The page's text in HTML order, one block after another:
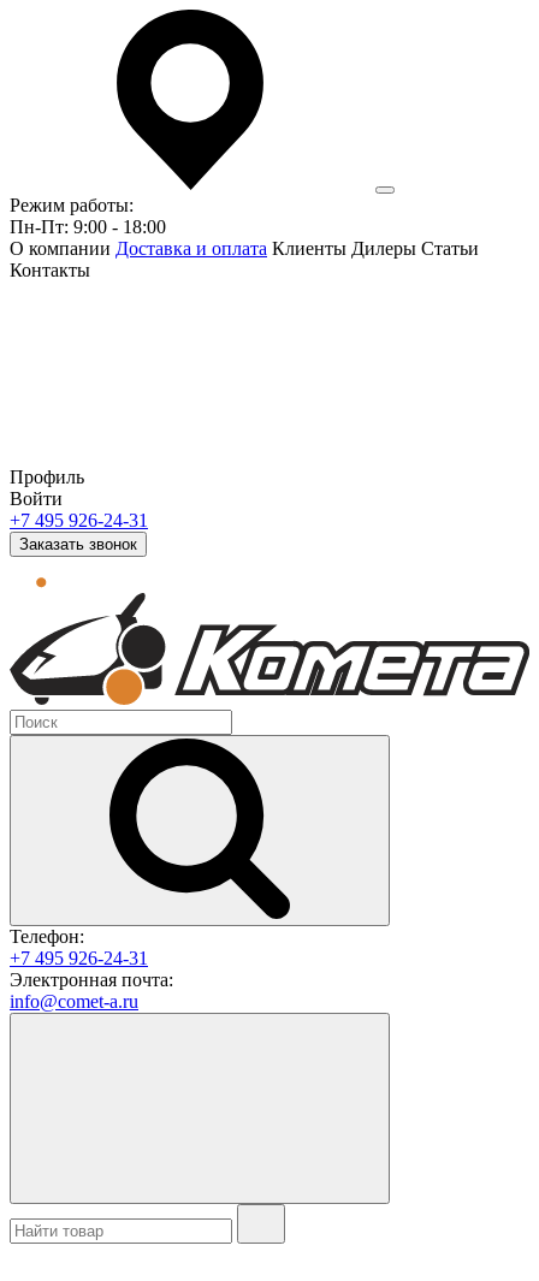
Режим работы:
Пн-Пт: 9:00 - 18:00
О компании Доставка и оплата Клиенты Дилеры Статьи
Контакты
Профиль
Войти
+7 495 926-24-31
Заказать звонок
Телефон:
+7 495 926-24-31
Электронная почта:
info@comet-a.ru